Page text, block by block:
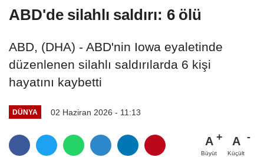
ABD'de silahlı saldırı: 6 ölü
ABD, (DHA) - ABD'nin Iowa eyaletinde
düzenlenen silahlı saldırılarda 6 kişi
hayatını kaybetti
DÜNYA 02 Haziran 2026 - 11:13
A
Büyüt
A
Küçült